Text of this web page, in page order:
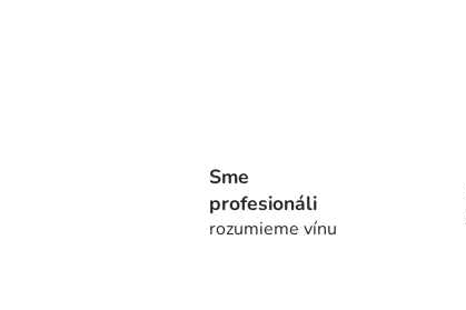
Sme
profesionáli
rozumieme vínu